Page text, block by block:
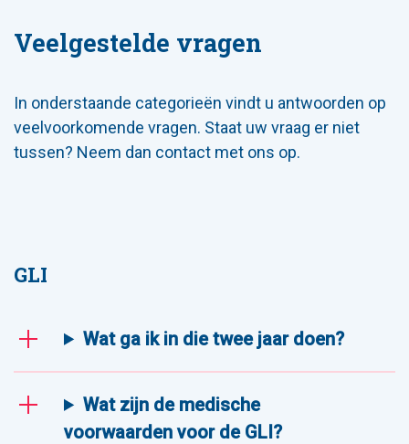
Veelgestelde vragen
In onderstaande categorieën vindt u antwoorden op
veelvoorkomende vragen. Staat uw vraag er niet
tussen? Neem dan contact met ons op.
GLI
Wat ga ik in die twee jaar doen?
Wat zijn de medische
voorwaarden voor de GLI?